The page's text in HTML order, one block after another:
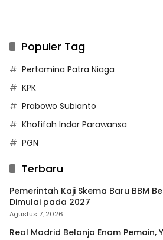
Populer Tag
Pertamina Patra Niaga
KPK
Prabowo Subianto
Khofifah Indar Parawansa
PGN
Terbaru
Pemerintah Kaji Skema Baru BBM
Dimulai pada 2027
Agustus 7, 2026
Real Madrid Belanja Enam Pemain,